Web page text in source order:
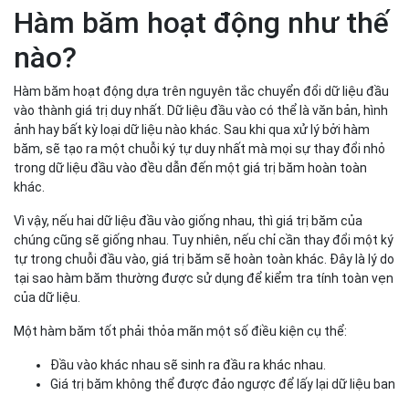
Hàm băm hoạt động như thế
nào?
Hàm băm hoạt động dựa trên nguyên tắc chuyển đổi dữ liệu đầu
vào thành giá trị duy nhất. Dữ liệu đầu vào có thể là văn bản, hình
ảnh hay bất kỳ loại dữ liệu nào khác. Sau khi qua xử lý bởi hàm
băm, sẽ tạo ra một chuỗi ký tự duy nhất mà mọi sự thay đổi nhỏ
trong dữ liệu đầu vào đều dẫn đến một giá trị băm hoàn toàn
khác.
Vì vậy, nếu hai dữ liệu đầu vào giống nhau, thì giá trị băm của
chúng cũng sẽ giống nhau. Tuy nhiên, nếu chỉ cần thay đổi một ký
tự trong chuỗi đầu vào, giá trị băm sẽ hoàn toàn khác. Đây là lý do
tại sao hàm băm thường được sử dụng để kiểm tra tính toàn vẹn
của dữ liệu.
Một hàm băm tốt phải thỏa mãn một số điều kiện cụ thể:
Đầu vào khác nhau sẽ sinh ra đầu ra khác nhau.
Giá trị băm không thể được đảo ngược để lấy lại dữ liệu ban